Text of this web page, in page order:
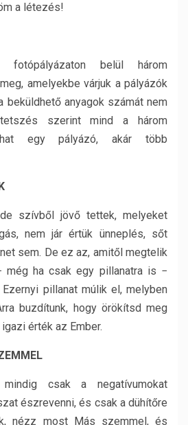
a létezés!
fotópályázaton belül három
amelyekbe várjuk a pályázók
beküldhető anyagok számát nem
szerint mind a három
egy pályázó, akár több
szívből jövő tettek, melyeket
nem jár értük ünneplés, sőt
sem. De ez az, amitől megtelik
ha csak egy pillanatra is −
pillanat múlik el, melyben
buzdítunk, hogy örökítsd meg
érték az Ember.
mindig csak a negatívumokat
észrevenni, és csak a dühítőre
nézz most Más szemmel, és